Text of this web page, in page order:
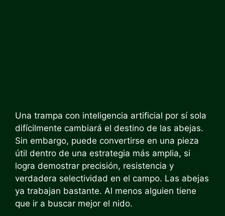
Una trampa con inteligencia artificial por sí sola
difícilmente cambiará el destino de las abejas.
Sin embargo, puede convertirse en una pieza
útil dentro de una estrategia más amplia, si
logra demostrar precisión, resistencia y
verdadera selectividad en el campo. Las abejas
ya trabajan bastante. Al menos alguien tiene
que ir a buscar mejor el nido.